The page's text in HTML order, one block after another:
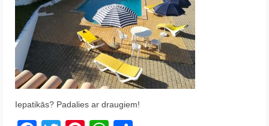
Melnkalne
Grieķija
Francija
Austrija
Iepatikās? Padalies ar draugiem!